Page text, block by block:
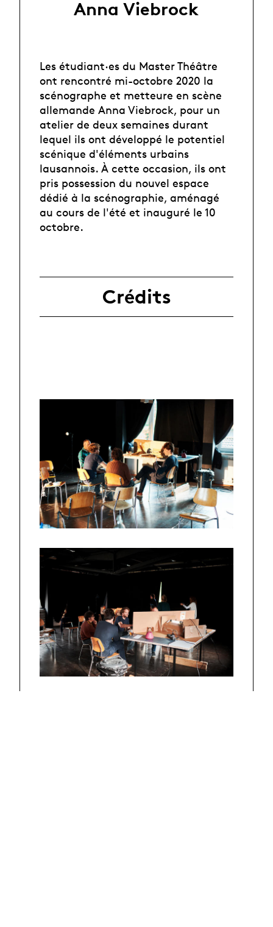
Anna Viebrock
Les étudiant·es du Master Théâtre
ont rencontré mi-octobre 2020 la
scénographe et metteure en scène
allemande Anna Viebrock, pour un
atelier de deux semaines durant
lequel ils ont développé le potentiel
scénique d'éléments urbains
lausannois. À cette occasion, ils ont
pris possession du nouvel espace
dédié à la scénographie, aménagé
au cours de l'été et inauguré le 10
octobre.
Crédits